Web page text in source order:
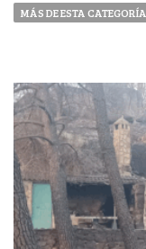
MÁS DE ESTA CATEGORÍA